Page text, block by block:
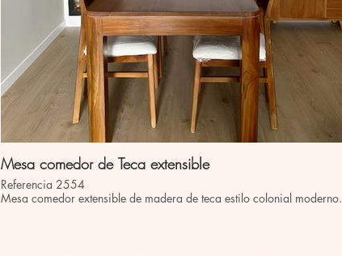
Mesa comedor de Teca extensible
Referencia 2554
Mesa comedor extensible de madera de teca estilo colonial moderno.